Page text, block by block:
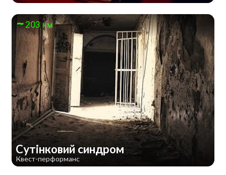
203 км
Сутінковий синдром
Квест-перформанс